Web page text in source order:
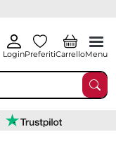
LoginPreferitiCarrelloMenu